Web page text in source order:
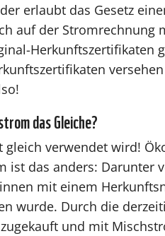
erlaubt das Gesetz
auf der Stromrechnung
Herkunftszertifikaten
das Gleiche?
gleich verwendet wird!
ist das anders: Darunter
mit einem
wurde. Durch die
und mit